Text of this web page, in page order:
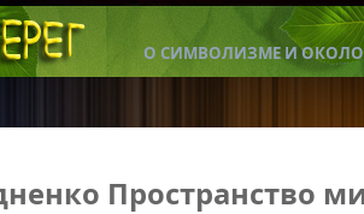
О СИМВОЛИЗМЕ И ОКОЛО
Пространство